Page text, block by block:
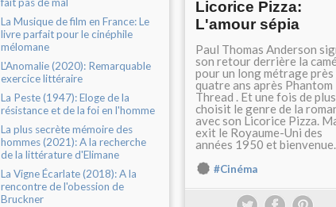
La Musique de film en France: Le
livre parfait pour le cinéphile
mélomane
L'Anomalie (2020): Remarquable
exercice littéraire
La Peste (1947): Eloge de la
résistance et de la foi en l'homme
La plus secrète mémoire des
hommes (2021): A la recherche
de la littérature d'Elimane
La Vigne Écarlate (2018): A la
rencontre de l'obession de
Bruckner
Licorice Pizza:
L'amour sépia
Paul Thomas Anderson
son retour derrière la
pour un long métrage près
quatre ans après Phantom
Thread . Et une fois de
choisit le genre de la
avec son Licorice Pizza.
exit le Royaume-Uni des
années 1950 et
#Cinéma